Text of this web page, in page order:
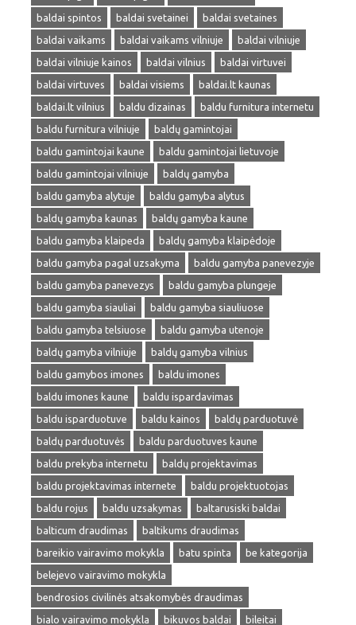
baldai spintos
baldai svetainei
baldai svetaines
baldai vaikams
baldai vaikams vilniuje
baldai vilniuje
baldai vilniuje kainos
baldai vilnius
baldai virtuvei
baldai virtuves
baldai visiems
baldai.lt kaunas
baldai.lt vilnius
baldu dizainas
baldu furnitura internetu
baldu furnitura vilniuje
baldų gamintojai
baldu gamintojai kaune
baldu gamintojai lietuvoje
baldu gamintojai vilniuje
baldų gamyba
baldu gamyba alytuje
baldu gamyba alytus
baldų gamyba kaunas
baldų gamyba kaune
baldu gamyba klaipeda
baldų gamyba klaipėdoje
baldu gamyba pagal uzsakyma
baldu gamyba panevezyje
baldu gamyba panevezys
baldu gamyba plungeje
baldu gamyba siauliai
baldu gamyba siauliuose
baldu gamyba telsiuose
baldu gamyba utenoje
baldų gamyba vilniuje
baldų gamyba vilnius
baldu gamybos imones
baldu imones
baldu imones kaune
baldu ispardavimas
baldu isparduotuve
baldu kainos
baldų parduotuvė
baldų parduotuvės
baldu parduotuves kaune
baldu prekyba internetu
baldų projektavimas
baldu projektavimas internete
baldu projektuotojas
baldu rojus
baldu uzsakymas
baltarusiski baldai
balticum draudimas
baltikums draudimas
bareikio vairavimo mokykla
batu spinta
be kategorija
belejevo vairavimo mokykla
bendrosios civilinės atsakomybės draudimas
bialo vairavimo mokykla
bikuvos baldai
bileitai